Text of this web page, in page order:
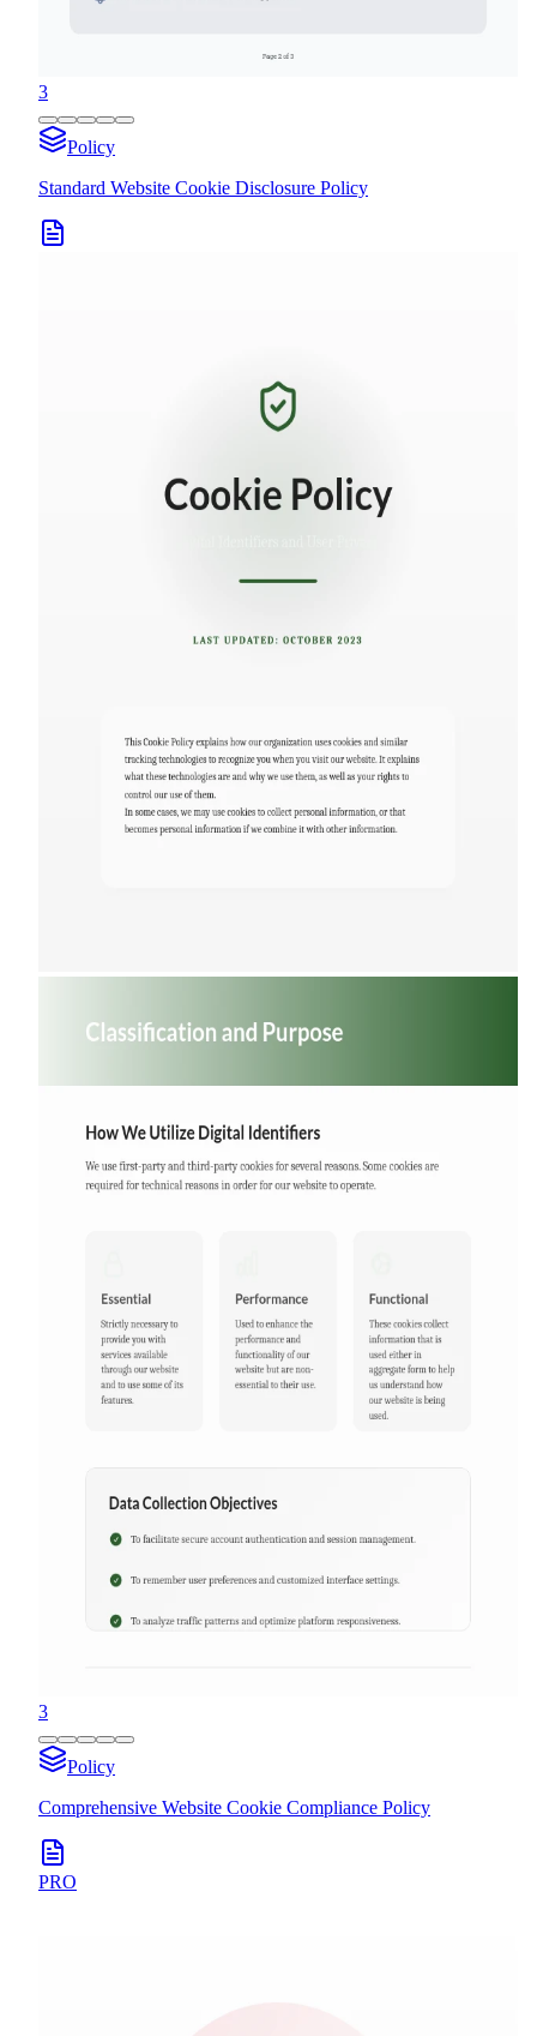
3
Policy
Standard Website Cookie Disclosure Policy
3
Policy
Comprehensive Website Cookie Compliance Policy
PRO